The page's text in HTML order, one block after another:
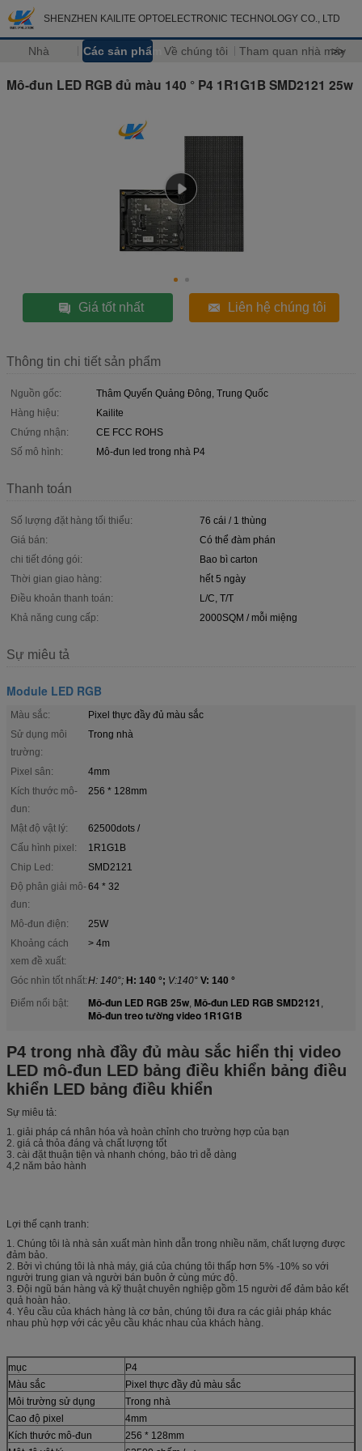
SHENZHEN KAILITE OPTOELECTRONIC TECHNOLOGY CO., LTD
Nhà Các sản phẩm Về chúng tôi Tham quan nhà máy
>>
Mô-đun LED RGB đủ màu 140 ° P4 1R1G1B SMD2121 25w
Giá tốt nhất Liên hệ chúng tôi
Thông tin chi tiết sản phẩm
Nguồn gốc:
Thâm Quyến Quảng Đông, Trung Quốc
Hàng hiệu:
Kailite
Chứng nhận:
CE FCC ROHS
Số mô hình:
Mô-đun led trong nhà P4
Thanh toán
Số lượng đặt hàng tối thiểu:
76 cái / 1 thùng
Giá bán:
Có thể đàm phán
chi tiết đóng gói:
Bao bì carton
Thời gian giao hàng:
hết 5 ngày
Điều khoản thanh toán:
L/C, T/T
Khả năng cung cấp:
2000SQM / mỗi miệng
Sự miêu tả
Module LED RGB
Màu sắc:
Pixel thực đầy đủ màu sắc
Sử dụng môi
trường:
Trong nhà
Pixel sân:
4mm
Kích thước mô-
đun:
256 * 128mm
Mật độ vật lý:
62500dots /
Cấu hình pixel:
1R1G1B
Chip Led:
SMD2121
Độ phân giải mô-
đun:
64 * 32
Mô-đun điện:
25W
Khoảng cách
xem đề xuất:
> 4m
Góc nhìn tốt nhất:H: 140°; H: 140 °; V:140° V: 140 °
Điểm nổi bật:
Mô-đun LED RGB 25w, Mô-đun LED RGB SMD2121 ,
Mô-đun treo tường video 1R1G1B
P4 trong nhà đầy đủ màu sắc hiển thị video
LED mô-đun LED bảng điều khiển bảng điều
khiển LED bảng điều khiển
Sự miêu tả:
1. giải pháp cá nhân hóa và hoàn chỉnh cho trường hợp của bạn
2. giá cả thỏa đáng và chất lượng tốt
3. cài đặt thuận tiện và nhanh chóng, bảo trì dễ dàng
4,2 năm bảo hành
Lợi thế cạnh tranh:
1. Chúng tôi là nhà sản xuất màn hình dẫn trong nhiều năm, chất lượng được
đảm bảo.
2. Bởi vì chúng tôi là nhà máy, giá của chúng tôi thấp hơn 5% -10% so với
người trung gian và người bán buôn ở cùng mức độ.
3. Đội ngũ bán hàng và kỹ thuật chuyên nghiệp gồm 15 người để đảm bảo kết
quả hoàn hảo.
4. Yêu cầu của khách hàng là cơ bản, chúng tôi đưa ra các giải pháp khác
nhau phù hợp với các yêu cầu khác nhau của khách hàng.
mục
P4
Màu sắc
Pixel thực đầy đủ màu sắc
Môi trường sử dụng
Trong nhà
Cao độ pixel
4mm
Kích thước mô-đun
256 * 128mm